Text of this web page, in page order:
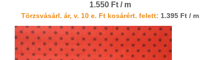
1.550 Ft / m
Törzsvásárl. ár, v. 10 e. Ft kosárért. felett: 1.395 Ft / m